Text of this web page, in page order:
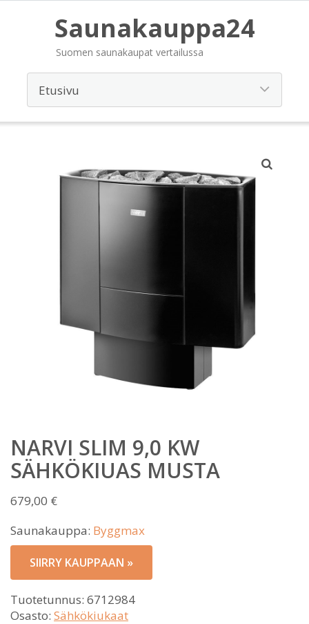
Saunakauppa24
Suomen saunakaupat vertailussa
NARVI SLIM 9,0 KW
SÄHKÖKIUAS MUSTA
679,00 €
Saunakauppa: Byggmax
SIIRRY KAUPPAAN »
Tuotetunnus: 6712984
Osasto: Sähkökiukaat